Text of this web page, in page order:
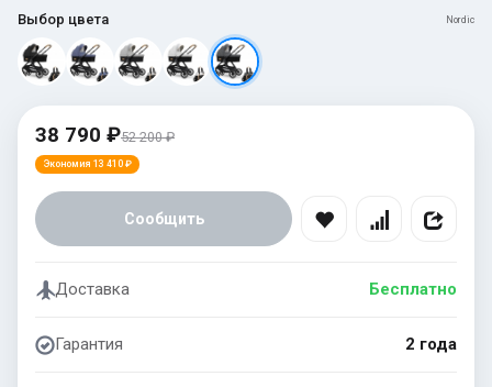
Выбор цвета Nordic
38 790 ₽52 200 ₽
Экономия 13 410 ₽
Сообщить
Доставка Бесплатно
Гарантия 2 года